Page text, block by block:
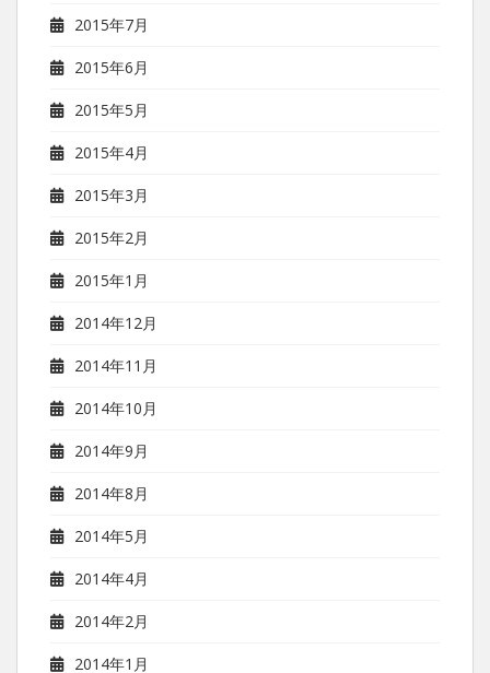
2015年7月
2015年6月
2015年5月
2015年4月
2015年3月
2015年2月
2015年1月
2014年12月
2014年11月
2014年10月
2014年9月
2014年8月
2014年5月
2014年4月
2014年2月
2014年1月